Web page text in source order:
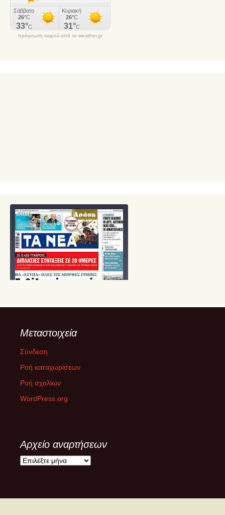
πρόγνωση καιρού από το weather.gr
Μεταστοιχεία
Σύνδεση
Ροή καταχωρίσεων
Ροή σχολίων
WordPress.org
Αρχείο αναρτήσεων
Α